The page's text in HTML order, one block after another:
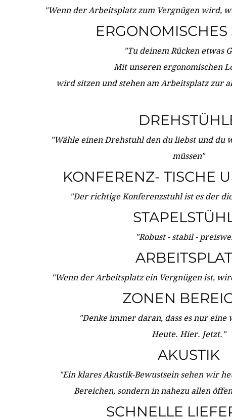
"Wenn der Arbeitsplatz zum Vergnügen wird,
ERGONOMISCHES
"Tu deinem Rücken etwas
Mit unseren ergonomischen
wird sitzen und stehen am Arbeitsplatz zur
"Wähle einen Drehstuhl den du liebst und du
müssen"
KONFERENZ- TISCHE
"Der richtige Konferenzstuhl ist es der
"Robust - stabil -
"Wenn der Arbeitsplatz ein Vergnügen ist,
ZONEN
"Denke immer daran, dass es nur eine
Heute. Hier. Jetzt."
AKUSTIK
"Ein klares Akustik-Bewustsein sehen wir
Bereichen, sondern in nahezu allen
SCHNELLE